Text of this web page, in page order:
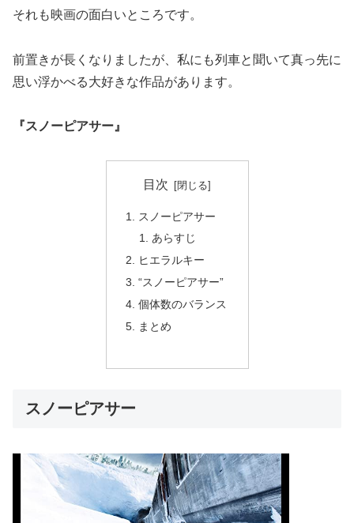
それも映画の面白いところです。
前置きが長くなりましたが、私にも列車と聞いて真っ先に
思い浮かべる大好きな作品があります。
『スノーピアサー』
目次
スノーピアサー
あらすじ
ヒエラルキー
“スノーピアサー”
個体数のバランス
まとめ
スノーピアサー